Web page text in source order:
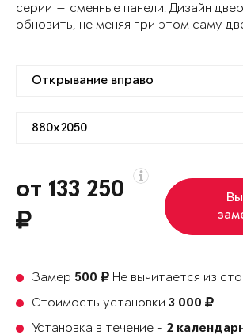
серии — сменные панели. Дизайн
обновить, не меняя при этом саму
от 133 250
Замер 500
Не вычитается из
Стоимость установки 3 000
Установка в течение - 2